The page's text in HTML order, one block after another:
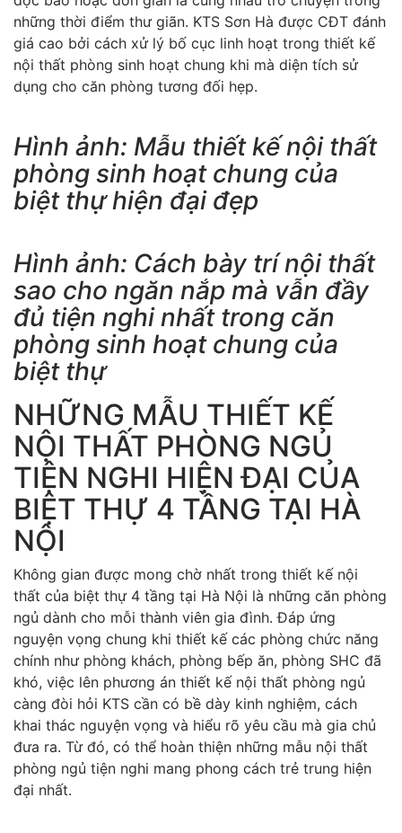
những thời điểm thư giãn. KTS Sơn Hà được CĐT đánh
giá cao bởi cách xử lý bố cục linh hoạt trong thiết kế
nội thất phòng sinh hoạt chung khi mà diện tích sử
dụng cho căn phòng tương đối hẹp.
Hình ảnh: Mẫu thiết kế nội thất
phòng sinh hoạt chung của
biệt thự hiện đại đẹp
Hình ảnh: Cách bày trí nội thất
sao cho ngăn nắp mà vẫn đầy
đủ tiện nghi nhất trong căn
phòng sinh hoạt chung của
biệt thự
NHỮNG MẪU THIẾT KẾ
NỘI THẤT PHÒNG NGỦ
TIỆN NGHI HIỆN ĐẠI CỦA
BIỆT THỰ 4 TẦNG TẠI HÀ
NỘI
Không gian được mong chờ nhất trong thiết kế nội
thất của biệt thự 4 tầng tại Hà Nội là những căn phòng
ngủ dành cho mỗi thành viên gia đình. Đáp ứng
nguyện vọng chung khi thiết kế các phòng chức năng
chính như phòng khách, phòng bếp ăn, phòng SHC đã
khó, việc lên phương án thiết kế nội thất phòng ngủ
càng đòi hỏi KTS cần có bề dày kinh nghiệm, cách
khai thác nguyện vọng và hiểu rõ yêu cầu mà gia chủ
đưa ra. Từ đó, có thể hoàn thiện những mẫu nội thất
phòng ngủ tiện nghi mang phong cách trẻ trung hiện
đại nhất.